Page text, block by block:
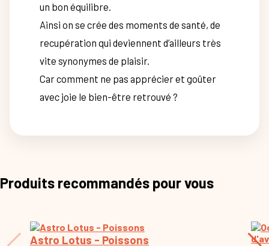
un bon équilibre.
Ainsi on se crée des moments de santé, de
recupération qui deviennent d’ailleurs très
vite synonymes de plaisir.
Car comment ne pas apprécier et goûter
avec joie le bien-être retrouvé ?
Produits recommandés pour vous
Astro Lotus - Poissons